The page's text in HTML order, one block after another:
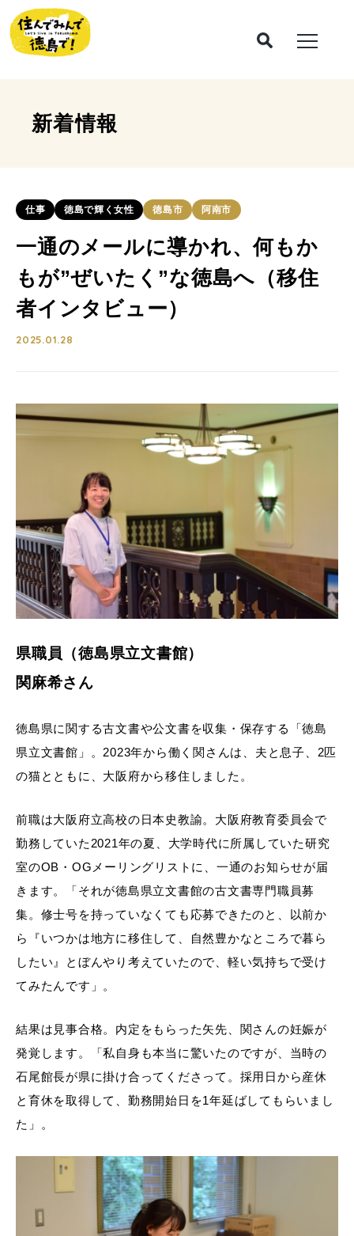
新着情報
仕事 徳島で輝く女性 徳島市 阿南市
一通のメールに導かれ、何もか
もが”ぜいたく”な徳島へ（移住
者インタビュー）
2025.01.28
県職員（徳島県立文書館）
関麻希さん
徳島県に関する古文書や公文書を収集・保存する「徳島
県立文書館」。2023年から働く関さんは、夫と息子、2匹
の猫とともに、大阪府から移住しました。
前職は大阪府立高校の日本史教諭。大阪府教育委員会で
勤務していた2021年の夏、大学時代に所属していた研究
室のOB・OGメーリングリストに、一通のお知らせが届
きます。「それが徳島県立文書館の古文書専門職員募
集。修士号を持っていなくても応募できたのと、以前か
ら『いつかは地方に移住して、自然豊かなところで暮ら
したい』とぼんやり考えていたので、軽い気持ちで受け
てみたんです」。
結果は見事合格。内定をもらった矢先、関さんの妊娠が
発覚します。「私自身も本当に驚いたのですが、当時の
石尾館長が県に掛け合ってくださって。採用日から産休
と育休を取得して、勤務開始日を1年延ばしてもらいまし
た」。